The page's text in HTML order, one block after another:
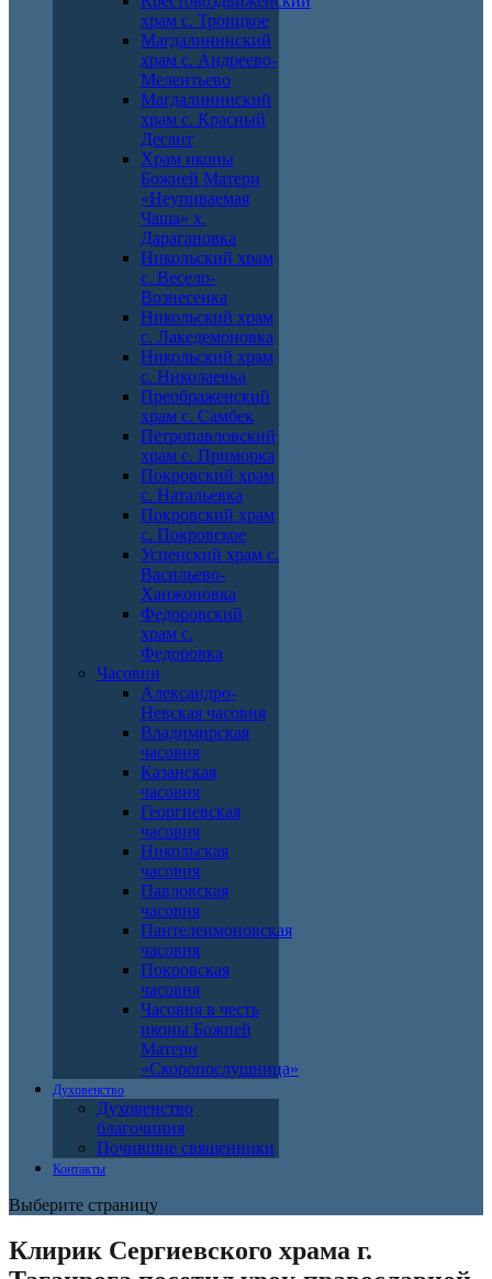
храм с. Троицкое
Магдалининский
храм с. Андреево-
Мелентьево
Магдалининский
храм с. Красный
Десант
Храм иконы
Божией Матери
«Неупиваемая
Чаша» х.
Дарагановка
Никольский храм
с. Весело-
Вознесенка
Никольский храм
с. Лакедемоновка
Никольский храм
с. Николаевка
Преображенский
храм с. Самбек
Петропавловский
храм с. Приморка
Покровский храм
с. Натальевка
Покровский храм
с. Покровское
Успенский храм с.
Васильево-
Ханжоновка
Федоровский
храм с.
Федоровка
Часовни
Александро-
Невская часовня
Владимирская
часовня
Казанская
часовня
Георгиевская
часовня
Никольская
часовня
Павловская
часовня
Пантелеимоновская
часовня
Покровская
часовня
Часовня в честь
иконы Божией
Матери
«Скоропослушница»
Духовенство
Духовенство
благочиния
Почившие священники
Контакты
Выберите страницу
Клирик Сергиевского храма г.